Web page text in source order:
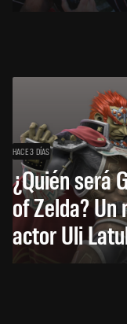
HACE 3 DÍAS
¿Quién será
of Zelda?
actor Uli